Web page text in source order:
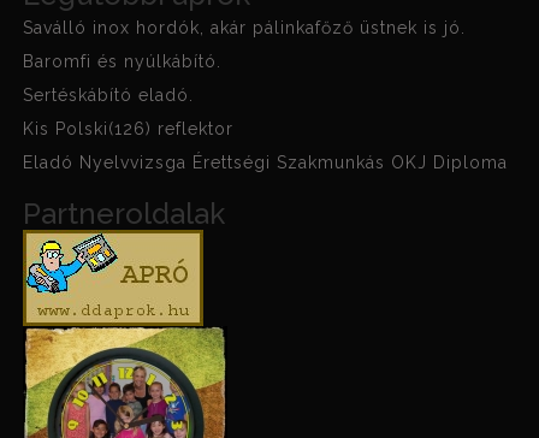
Saválló inox hordók, akár pálinkafőző üstnek is jó.
Baromfi és nyúlkábító.
Sertéskábító eladó.
Kis Polski(126) reflektor
Eladó Nyelvvizsga Érettségi Szakmunkás OKJ Diploma
Partneroldalak